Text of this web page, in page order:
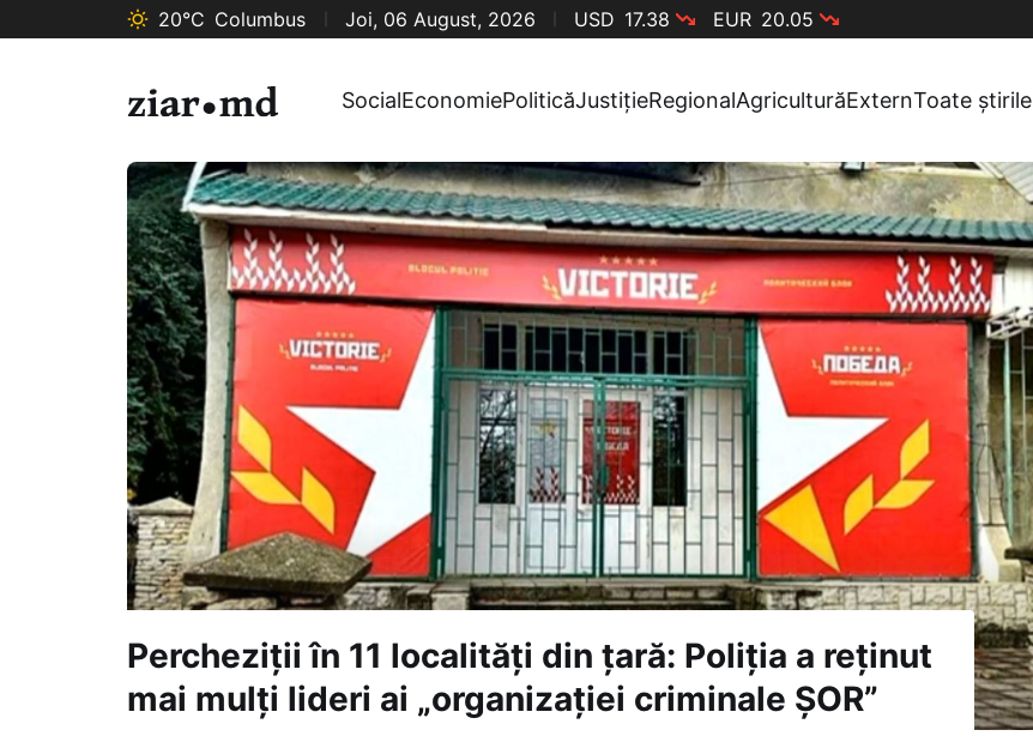
20°C Columbus Joi, 06 August, 2026 USD 17.38 EUR 20.05
SocialEconomiePoliticăJustițieRegionalAgriculturăExternToate știrile
Percheziții în 11 localități din țară: Poliția a reținut
mai mulți lideri ai „organizației criminale ȘOR”